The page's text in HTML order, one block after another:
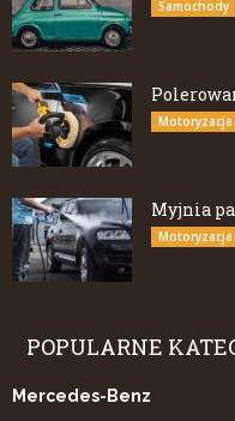
Samochody
Motoryzacja
Myjnia
Motoryzacja
POPULARNE
Mercedes-Benz